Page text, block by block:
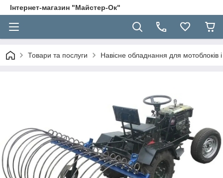
Інтернет-магазин "Майстер-Ок"
Товари та послуги Навісне обладнання для мотоблоків і